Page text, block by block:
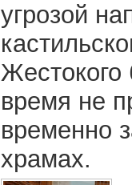
угрозой
время не
временно
храмах.